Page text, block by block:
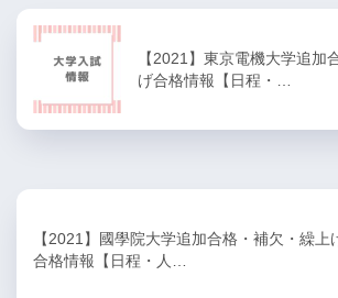
【2021】東京電機大学追加
げ合格情報【日程・…
【2021】國學院大学追加合格・補欠・繰上
合格情報【日程・人…